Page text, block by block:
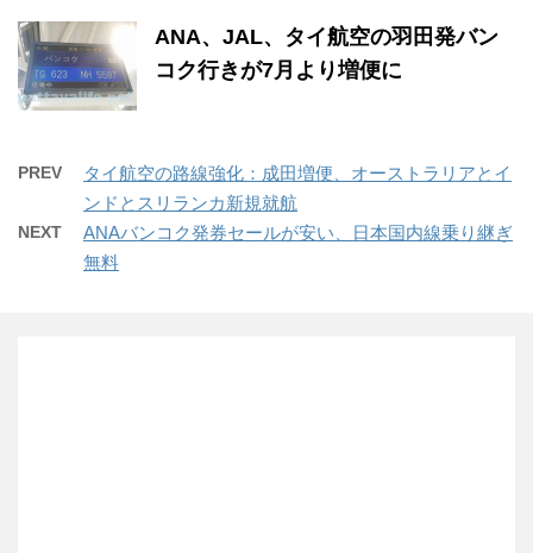
ANA、JAL、タイ航空の羽田発バン
コク行きが7月より増便に
PREV
タイ航空の路線強化：成田増便、オーストラリアとイ
ンドとスリランカ新規就航
NEXT
ANAバンコク発券セールが安い、日本国内線乗り継ぎ
無料